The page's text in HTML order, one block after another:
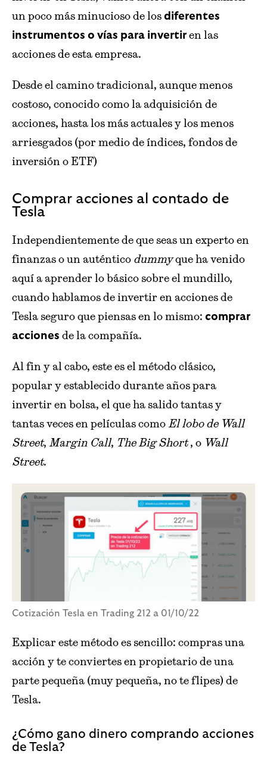
un poco más minucioso de los diferentes
instrumentos o vías para invertir en las
acciones de esta empresa.
Desde el camino tradicional, aunque menos
costoso, conocido como la adquisición de
acciones, hasta los más actuales y los menos
arriesgados (por medio de índices, fondos de
inversión o ETF)
Comprar acciones al contado de
Tesla
Independientemente de que seas un experto en
finanzas o un auténtico dummyque ha venido
aquí a aprender lo básico sobre el mundillo,
cuando hablamos de invertir en acciones de
Tesla seguro que piensas en lo mismo: comprar
acciones de la compañía.
Al fin y al cabo, este es el método clásico,
popular y establecido durante años para
invertir en bolsa, el que ha salido tantas y
tantas veces en películas como El lobo de Wall
Street, Margin Call, The Big Short, o Wall
Street.
Cotización Tesla en Trading 212 a 01/10/22
Explicar este método es sencillo: compras una
acción y te conviertes en propietario de una
parte pequeña (muy pequeña, no te flipes) de
Tesla.
¿Cómo gano dinero comprando acciones
de Tesla?